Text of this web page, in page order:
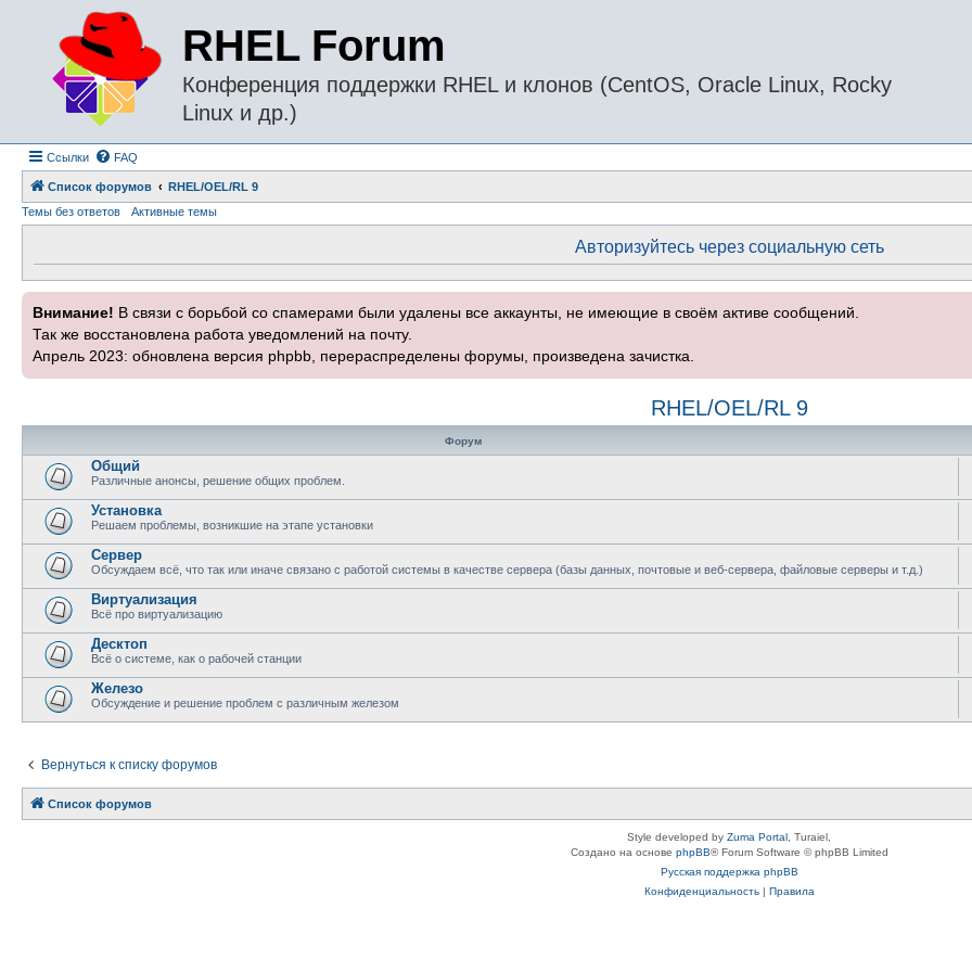
RHEL Forum
Конференция поддержки RHEL и клонов (CentOS, Oracle Linux, Rocky
Linux и др.)
Ссылки FAQ
Список форумов
RHEL/OEL/RL 9
Темы без ответов
Активные темы
Авторизуйтесь через социальную сеть
Внимание! В связи с борьбой со спамерами были удалены все аккаунты, не имеющие в своём активе сообщений.
Так же восстановлена работа уведомлений на почту.
Апрель 2023: обновлена версия phpbb, перераспределены форумы, произведена зачистка.
RHEL/OEL/RL 9
Форум
Общий
Различные анонсы, решение общих проблем.
Установка
Решаем проблемы, возникшие на этапе установки
Сервер
Обсуждаем всё, что так или иначе связано с работой системы в качестве сервера (базы данных, почтовые и веб-сервера, файловые серверы и т.д.)
Виртуализация
Всё про виртуализацию
Десктоп
Всё о системе, как о рабочей станции
Железо
Обсуждение и решение проблем с различным железом
Вернуться к списку форумов
Список форумов
Style developed by Zuma Portal , Turaiel,
Создано на основе phpBB® Forum Software © phpBB Limited
Русская поддержка phpBB
Конфиденциальность| Правила